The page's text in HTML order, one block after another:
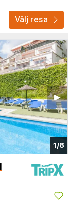
Välj resa
1/8
▶︎